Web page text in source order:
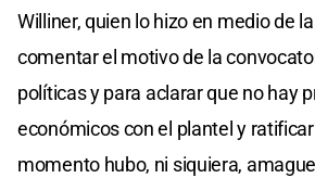
Williner, quien lo hizo en medio de
comentar el motivo de la
políticas y para aclarar que no hay
económicos con el plantel y
momento hubo, ni siquiera,